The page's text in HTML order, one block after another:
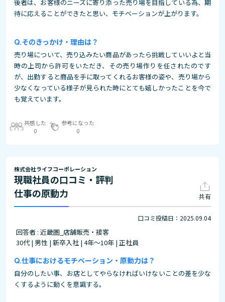
後者は、お客様のニーズに寄り添った売り場を目指している為、期
待に応えることができたと思い、モチベーションが上がります。
そのきっかけ・理由は？
売り場について、売り込みたい商品があったら挑戦していいよと当
時の上司から許可をいただき、その売り場作りを任されたのです
が、出勤すると商品を手に取ってくれるお客様の姿や、売り場から
少なくなっている様子が見られた時にとても嬉しかったことを今で
も覚えています。
共感した
0
参考になった
0
株式会社ライフコーポレーション
現職社員の口コミ・評判
仕事の原動力
共有
口コミ投稿日：2025.09.04
回答者 : 近畿圏_店舗販売・接客
30代 | 男性 | 新卒入社 | 4年～10年 | 正社員
仕事におけるモチベーション・原動力は？
自分のしたい事、お店としてやらなければいけないことの差を少な
くするように動くを意識する。